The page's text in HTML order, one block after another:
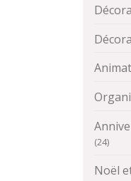
(24)
Noël